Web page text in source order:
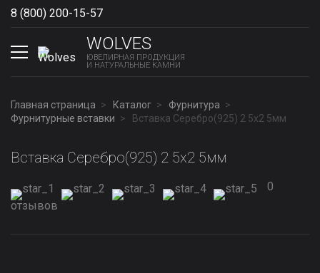
8 (800) 200-15-57
WOLVES
ЮВЕЛИРНАЯ ПРОДУКЦИЯ
И НАТУРАЛЬНЫЕ КАМНИ
Главная страница Каталог
Фурнитура
Фурнитурные вставки
Вставка Серебро(925) 2 5x2 5мм
Вставка Серебро(925) 2 5x2 5мм
0
отзывов